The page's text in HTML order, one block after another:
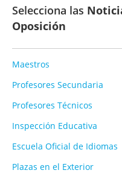
Selecciona las
Oposición
Maestros
Profesores Secundaria
Profesores Técnicos
Inspección Educativa
Escuela Oficial de Idiomas
Plazas en el Exterior